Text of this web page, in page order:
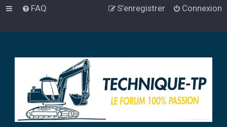
FAQ Connexion
S’enregistrer